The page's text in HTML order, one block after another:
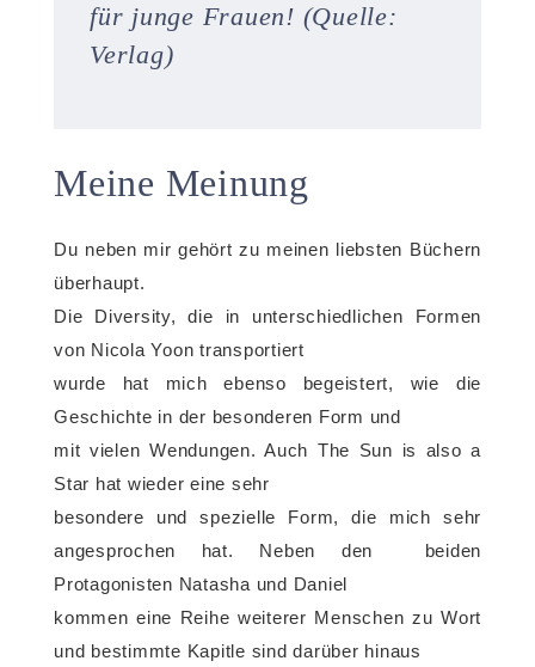
für junge Frauen! (Quelle:
Verlag)
Meine Meinung
Du neben mir gehört zu meinen liebsten Büchern
überhaupt.
Die Diversity, die in unterschiedlichen Formen
von Nicola Yoon transportiert
wurde hat mich ebenso begeistert, wie die
Geschichte in der besonderen Form und
mit vielen Wendungen. Auch The Sun is also a
Star hat wieder eine sehr
besondere und spezielle Form, die mich sehr
angesprochen hat. Neben den beiden
Protagonisten Natasha und Daniel
kommen eine Reihe weiterer Menschen zu Wort
und bestimmte Kapitle sind darüber hinaus